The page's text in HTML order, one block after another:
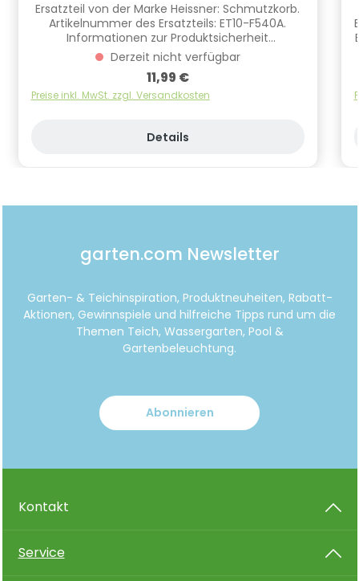
Ersatzteil von der Marke Heissner: Schmutzkorb.
Artikelnummer des Ersatzteils: ET10-F540A.
Informationen zur Produktsicherheit
Hersteller/EU Verantwortliche Person: CF Group
Deutschland GmbH, Bahnhofstraße 68, 73240
Wendlingen, DE, info.de@cf.group,
+4970244048100 Gefahrstoffhinweise (falls
Derzeit nicht verfügbar
Regulärer Preis:
11,99 €
Preise inkl. MwSt. zzgl. Versandkosten
Details
garten.com Newsletter
Garten- & Teichinspiration, Produktneuheiten, Rabatt-
Aktionen, Gewinnspiele und hilfreiche Tipps rund um die
Themen Teich, Wassergarten, Pool &
Gartenbeleuchtung.
Abonnieren
Kontakt
Service